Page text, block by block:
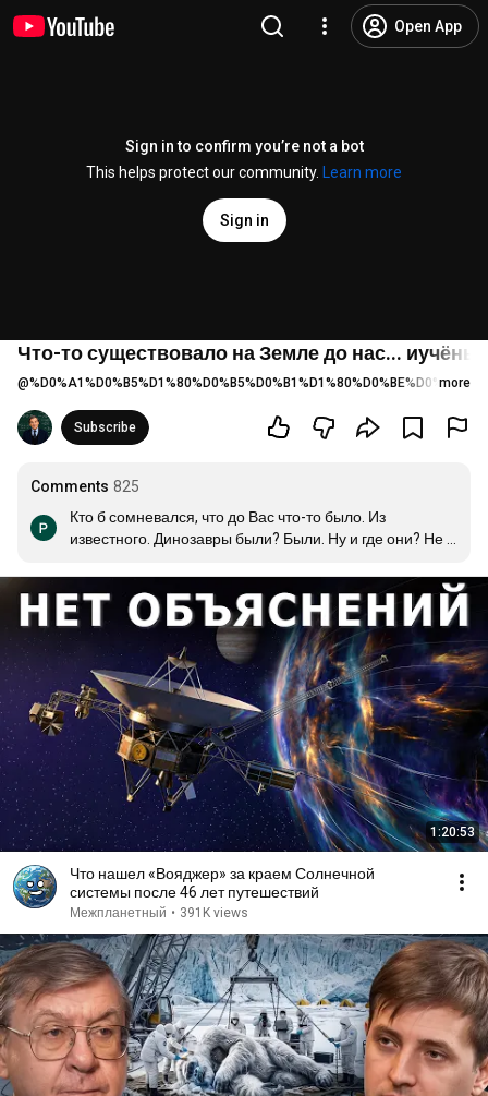
Open App
Sign in to confirm you’re not a bot
This helps protect our community.
Learn more
Sign in
Что-то существовало на Земле до нас...
@ more
Subscribe
Comments 825
Кто б сомневался, что до Вас что-то было. Из
известного. Динозавры были? Были. Ну и где они? Не
Не очень. Жадность, подлость развились непомерно.
Скоро прихлопнут как динозавров
1:20:53
Что нашел «Вояджер» за краем Солнечной
системы после 46 лет путешествий
Межпланетный • 391K views